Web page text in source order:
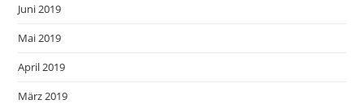
Juni 2019
Mai 2019
April 2019
März 2019